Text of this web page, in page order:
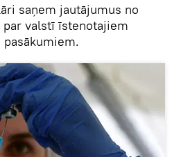
saņem jautājumus no
valstī īstenotajiem
pasākumiem.